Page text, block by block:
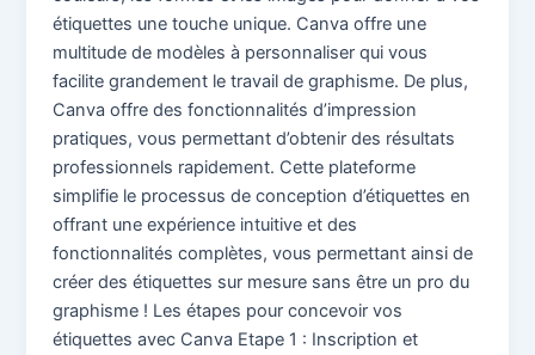
étiquettes une touche unique. Canva offre une
multitude de modèles à personnaliser qui vous
facilite grandement le travail de graphisme. De plus,
Canva offre des fonctionnalités d’impression
pratiques, vous permettant d’obtenir des résultats
professionnels rapidement. Cette plateforme
simplifie le processus de conception d’étiquettes en
offrant une expérience intuitive et des
fonctionnalités complètes, vous permettant ainsi de
créer des étiquettes sur mesure sans être un pro du
graphisme ! Les étapes pour concevoir vos
étiquettes avec Canva Etape 1 : Inscription et